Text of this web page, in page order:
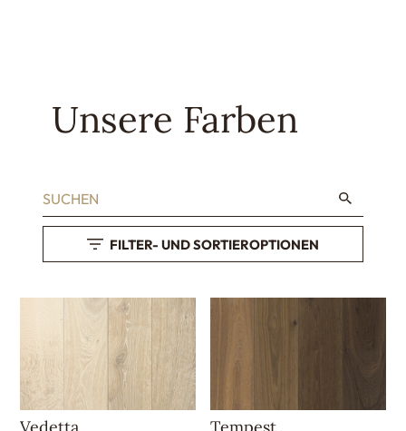
Unsere Farben
FILTER- UND SORTIEROPTIONEN